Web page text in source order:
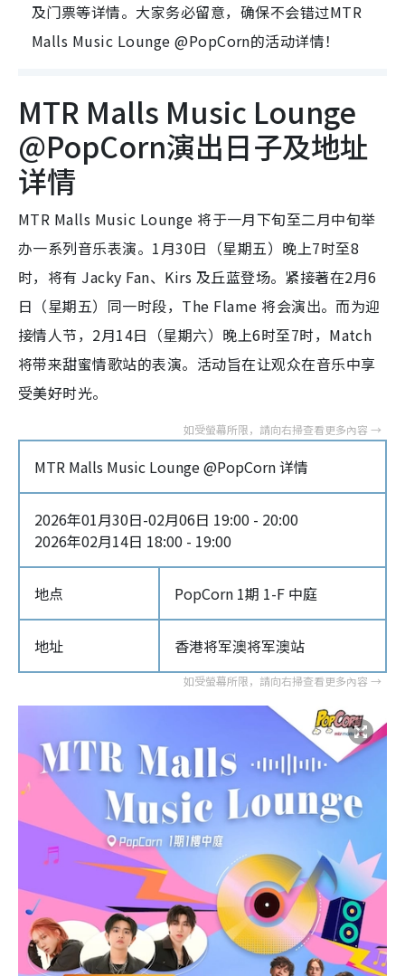
及门票等详情。大家务必留意，确保不会错过MTR
Malls Music Lounge @PopCorn的活动详情！
MTR Malls Music Lounge
@PopCorn演出日子及地址
详情
MTR Malls Music Lounge 将于一月下旬至二月中旬举
办一系列音乐表演。1月30日（星期五）晚上7时至8
时，将有 Jacky Fan、Kirs 及丘蓝登场。紧接著在2月6
日（星期五）同一时段，The Flame 将会演出。而为迎
接情人节，2月14日（星期六）晚上6时至7时，Match
将带来甜蜜情歌站的表演。活动旨在让观众在音乐中享
受美好时光。
MTR Malls Music Lounge @PopCorn 详情
2026年01月30日-02月06日 19:00 - 20:00
2026年02月14日 18:00 - 19:00
地点 PopCorn 1期 1-F 中庭
地址 香港将军澳将军澳站